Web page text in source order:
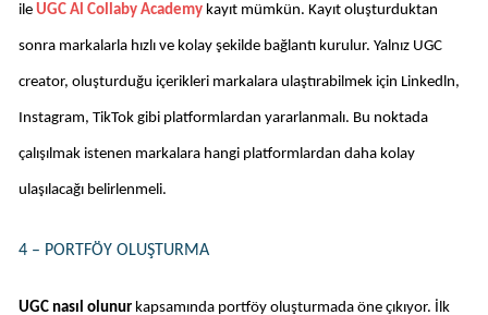
ile UGC Al Collaby Academy kayıt mümkün. Kayıt oluşturduktan
sonra markalarla hızlı ve kolay şekilde bağlantı kurulur. Yalnız UGC
creator, oluşturduğu içerikleri markalara ulaştırabilmek için Linkedln,
Instagram, TikTok gibi platformlardan yararlanmalı. Bu noktada
çalışılmak istenen markalara hangi platformlardan daha kolay
ulaşılacağı belirlenmeli.
4 – PORTFÖY OLUŞTURMA
UGC nasıl olunur kapsamında portföy oluşturmada öne çıkıyor. İlk